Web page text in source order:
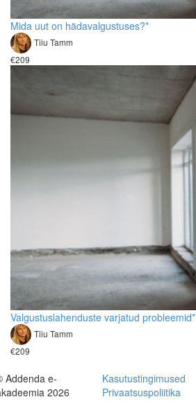
Mida uut on hädavalgustuses?*
Tiiu Tamm
€209
Valgustuslahenduste varjatud probleemid*
Tiiu Tamm
€209
Addenda e-
2026
Kasutustingimused
Privaatsuspoliitika